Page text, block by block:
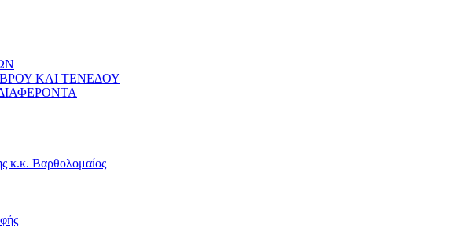
ΚΑΙ ΤΕΝΕΔΟΥ
κ.κ. Βαρθολομαίος